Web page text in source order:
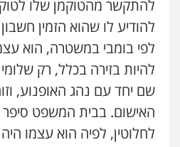
להתקשר מהטוקמן שלו
להודיע לו שהוא הזמין
לפי בומבי במשטרה, הוא
להיות בזירה בכלל, רק
שם יחד עם נהג האופנוע,
האישום. בבית המשפט
לחלוטין, לפיה הוא עצמו